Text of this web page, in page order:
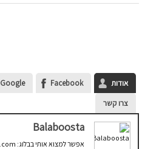
אודות Facebook
Google+
צרו קשר
Balaboosta
אפשר למצוא אותי בבלוג: www.balaboostafoodblog.com